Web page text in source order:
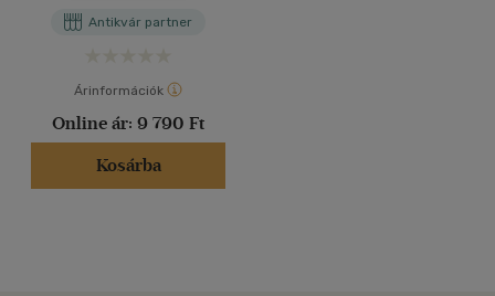
Antikvár partner
Árinformációk
Online ár: 9 790 Ft
Kosárba